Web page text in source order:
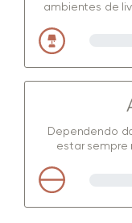
ambientes de
Dependendo
estar sempre